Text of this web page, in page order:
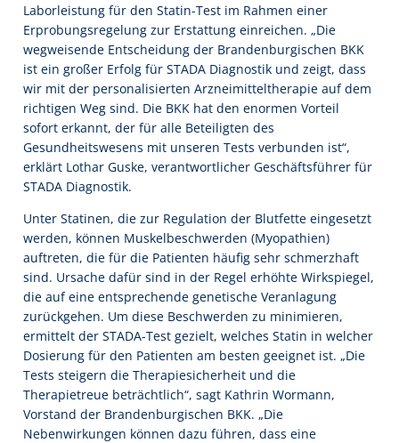
Laborleistung für den Statin-Test im Rahmen einer
Erprobungsregelung zur Erstattung einreichen. „Die
wegweisende Entscheidung der Brandenburgischen BKK
ist ein großer Erfolg für STADA Diagnostik und zeigt, dass
wir mit der personalisierten Arzneimitteltherapie auf dem
richtigen Weg sind. Die BKK hat den enormen Vorteil
sofort erkannt, der für alle Beteiligten des
Gesundheitswesens mit unseren Tests verbunden ist“,
erklärt Lothar Guske, verantwortlicher Geschäftsführer für
STADA Diagnostik.
Unter Statinen, die zur Regulation der Blutfette eingesetzt
werden, können Muskelbeschwerden (Myopathien)
auftreten, die für die Patienten häufig sehr schmerzhaft
sind. Ursache dafür sind in der Regel erhöhte Wirkspiegel,
die auf eine entsprechende genetische Veranlagung
zurückgehen. Um diese Beschwerden zu minimieren,
ermittelt der STADA-Test gezielt, welches Statin in welcher
Dosierung für den Patienten am besten geeignet ist. „Die
Tests steigern die Therapiesicherheit und die
Therapietreue beträchtlich“, sagt Kathrin Wormann,
Vorstand der Brandenburgischen BKK. „Die
Nebenwirkungen können dazu führen, dass eine